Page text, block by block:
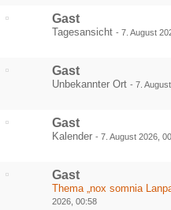
Gast
Tagesansicht - 7. August
Gast
Unbekannter Ort - 7.
Gast
Kalender - 7. August 2026,
Gast
Thema „nox somnia
2026, 00:58